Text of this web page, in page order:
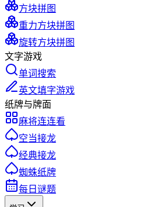
方块拼图
重力方块拼图
旋转方块拼图
文字游戏
单词搜索
英文填字游戏
纸牌与牌面
麻将连连看
空当接龙
经典接龙
蜘蛛纸牌
每日谜题